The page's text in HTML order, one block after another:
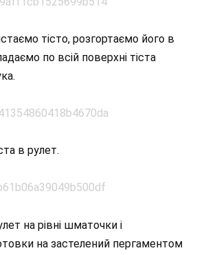
тісто, розгортаємо його в
по всій поверхні тіста
в рулет.
на рівні шматочки і
на застелений пергаментом